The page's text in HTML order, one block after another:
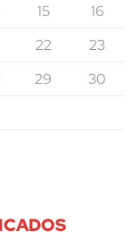
15
16
22
23
29
30